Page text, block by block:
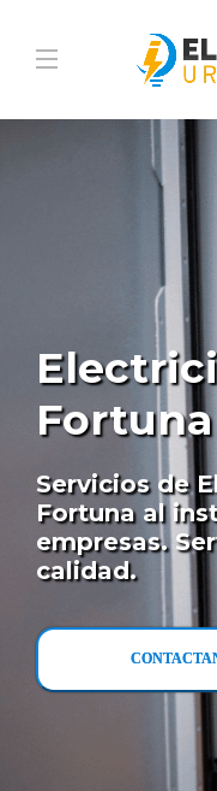
Servicios de
Fortuna al
empresas.
calidad.